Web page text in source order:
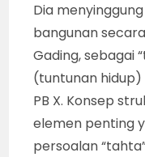
Dia
bangunan
Gading, sebagai
(tuntunan hidup)
PB X. Konsep
elemen penting
persoalan